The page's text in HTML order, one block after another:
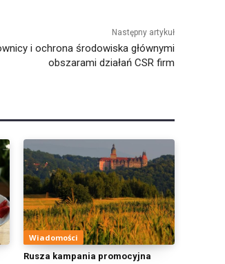
Następny artykuł
i ochrona środowiska głównymi
obszarami działań CSR firm
Wiadomości
Rusza kampania promocyjna